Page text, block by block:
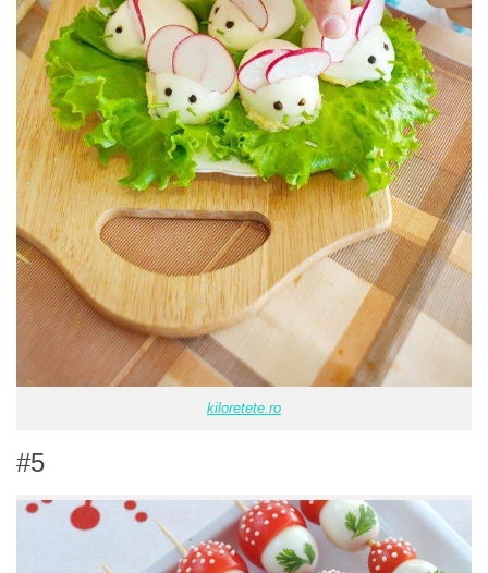
kiloretete.ro
#5